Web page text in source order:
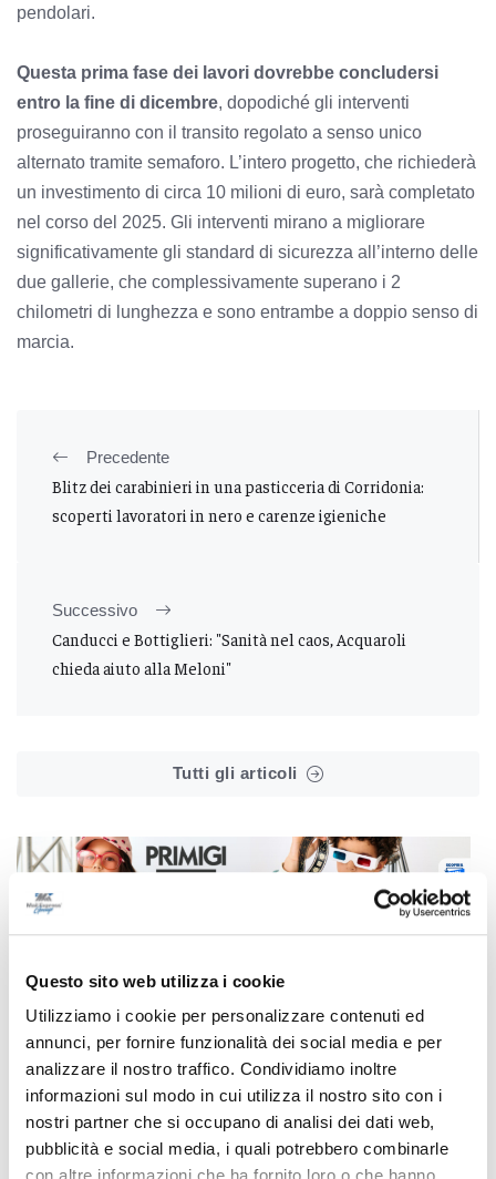
Questo sito web utilizza i cookie
Utilizziamo i cookie per personalizzare contenuti ed
annunci, per fornire funzionalità dei social media e per
analizzare il nostro traffico. Condividiamo inoltre
informazioni sul modo in cui utilizza il nostro sito con i
nostri partner che si occupano di analisi dei dati web,
pubblicità e social media, i quali potrebbero combinarle
pendolari.
Questa prima fase dei lavori dovrebbe concludersi
entro la fine di dicembre, dopodiché gli interventi
proseguiranno con il transito regolato a senso unico
alternato tramite semaforo. L’intero progetto, che richiederà
un investimento di circa 10 milioni di euro, sarà completato
nel corso del 2025. Gli interventi mirano a migliorare
significativamente gli standard di sicurezza all’interno delle
due gallerie, che complessivamente superano i 2
chilometri di lunghezza e sono entrambe a doppio senso di
marcia.
Precedente
Blitz dei carabinieri in una pasticceria di Corridonia:
scoperti lavoratori in nero e carenze igieniche
Successivo
Canducci e Bottiglieri: "Sanità nel caos, Acquaroli
chieda aiuto alla Meloni"
Tutti gli articoli